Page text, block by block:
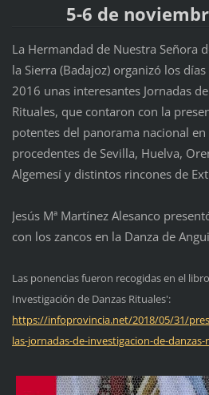
5-6 de
La Hermandad de Nuestra Señora
la Sierra (Badajoz) organizó los
2016 unas interesantes Jornadas
Rituales, que contaron con la
potentes del panorama nacional en
procedentes de Sevilla, Huelva,
Algemesí y distintos rincones de
Jesús Mª Martínez Alesanco
con los zancos en la Danza de
Las ponencias fueron recogidas en el
Investigación de Danzas Rituales':
https://infoprovincia.net/2018/05/31/
las-jornadas-de-investigacion-de-